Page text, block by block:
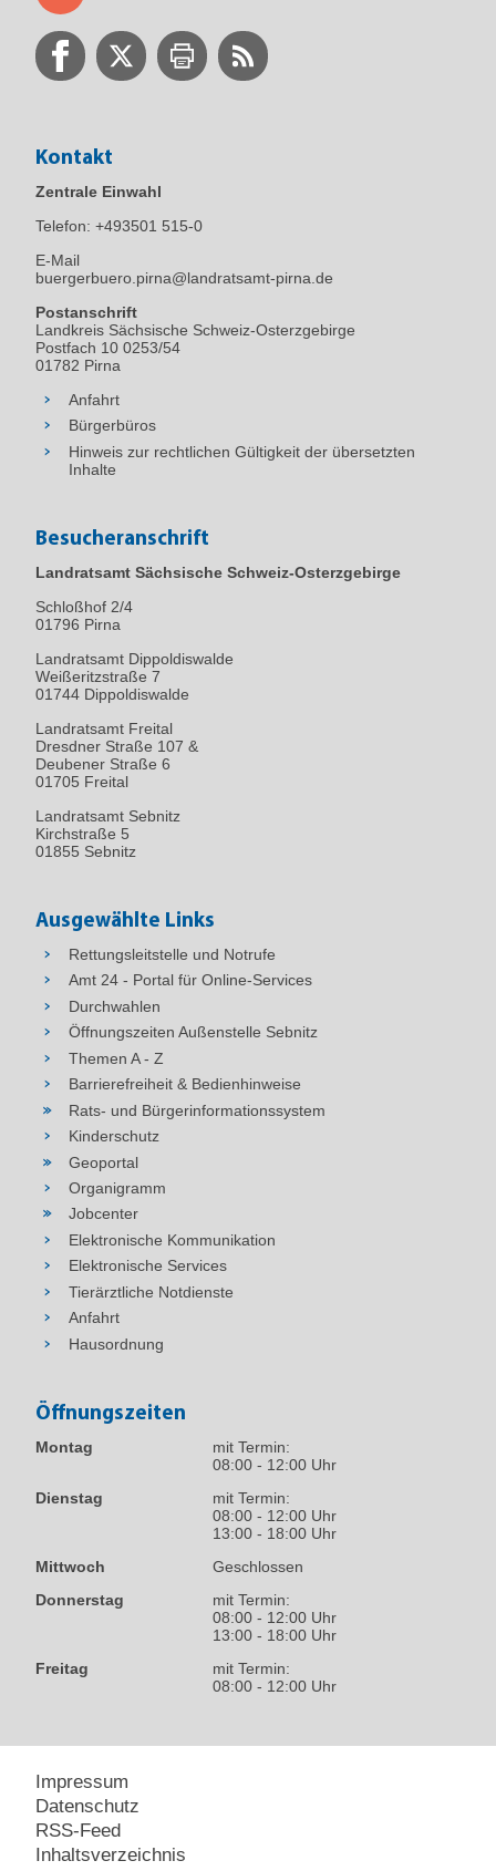
Kontakt
Zentrale Einwahl
Telefon: +493501 515-0
E-Mail
buergerbuero.pirna@landratsamt-pirna.de
Postanschrift
Landkreis Sächsische Schweiz-Osterzgebirge
Postfach 10 0253/54
01782 Pirna
Anfahrt
Bürgerbüros
Hinweis zur rechtlichen Gültigkeit der übersetzten
Inhalte
Besucheranschrift
Landratsamt Sächsische Schweiz-Osterzgebirge
Schloßhof 2/4
01796 Pirna
Landratsamt Dippoldiswalde
Weißeritzstraße 7
01744 Dippoldiswalde
Landratsamt Freital
Dresdner Straße 107 &
Deubener Straße 6
01705 Freital
Landratsamt Sebnitz
Kirchstraße 5
01855 Sebnitz
Ausgewählte Links
Rettungsleitstelle und Notrufe
Amt 24 - Portal für Online-Services
Durchwahlen
Öffnungszeiten Außenstelle Sebnitz
Themen A - Z
Barrierefreiheit & Bedienhinweise
Rats- und Bürgerinformationssystem
Kinderschutz
Geoportal
Organigramm
Jobcenter
Elektronische Kommunikation
Elektronische Services
Tierärztliche Notdienste
Anfahrt
Hausordnung
Öffnungszeiten
Montag
mit Termin:
08:00 - 12:00 Uhr
Dienstag
mit Termin:
08:00 - 12:00 Uhr
13:00 - 18:00 Uhr
Mittwoch
Geschlossen
Donnerstag
mit Termin:
08:00 - 12:00 Uhr
13:00 - 18:00 Uhr
Freitag
mit Termin:
08:00 - 12:00 Uhr
Impressum
Datenschutz
RSS-Feed
Inhaltsverzeichnis